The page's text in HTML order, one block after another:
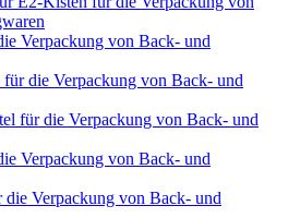
Verpackung von Back- und
für die Verpackung von Back- und
für die Verpackung von Back- und
Verpackung von Back- und
Verpackung von Back- und